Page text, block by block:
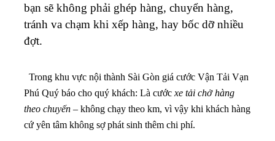
bạn sẽ không phải ghép hàng, chuyển hàng,
tránh va chạm khi xếp hàng, hay bốc dỡ nhiều
đợt.
Trong khu vực nội thành Sài Gòn giá cước Vận Tải Vạn
Phú Quý báo cho quý khách: Là cước xe tải chở hàng
theo chuyến – không chạy theo km, vì vậy khi khách hàng
cứ yên tâm không sợ phát sinh thêm chi phí.